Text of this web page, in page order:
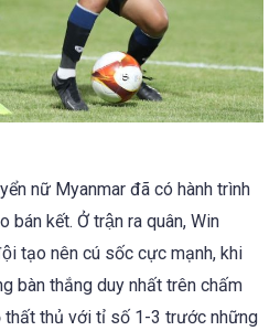
nữ Myanmar đã có hành trình
bán kết. Ở trận ra quân, Win
tạo nên cú sốc cực mạnh, khi
bàn thắng duy nhất trên chấm
thất thủ với tỉ số 1-3 trước những